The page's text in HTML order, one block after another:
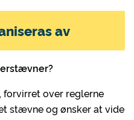
forvirret over reglerne
stævne og ønsker at vide
av